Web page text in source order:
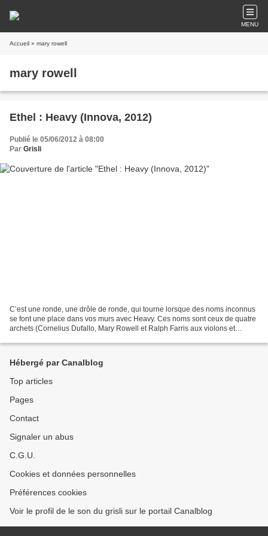
MENU
Accueil » mary rowell
mary rowell
Ethel : Heavy (Innova, 2012)
Publié le 05/06/2012 à 08:00
Par Grisli
C’est une ronde, une drôle de ronde, qui tourne lorsque des noms inconnus
se font une place dans vos murs avec Heavy. Ces noms sont ceux de quatre
archets (Cornelius Dufallo, Mary Rowell et Ralph Farris aux violons et
Hébergé par Canalblog
Top articles
Pages
Contact
Signaler un abus
C.G.U.
Cookies et données personnelles
Préférences cookies
Voir le profil de le son du grisli sur le portail Canalblog